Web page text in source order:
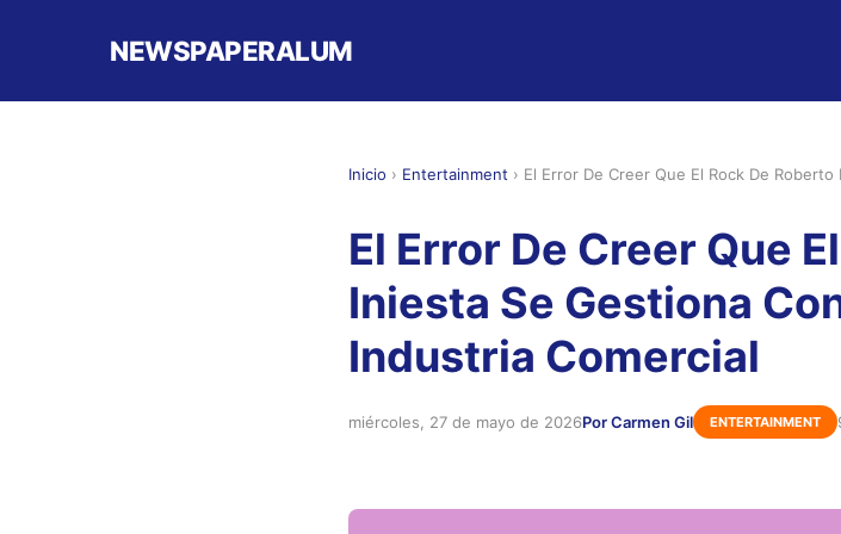
NEWSPAPERALUM
Inicio › Entertainment › El Error De Creer Que El Rock De
El Error De Creer Que
Iniesta Se Gestiona
Industria Comercial
miércoles, 27 de mayo de 2026Por Carmen Gil ENTERTAINMENT